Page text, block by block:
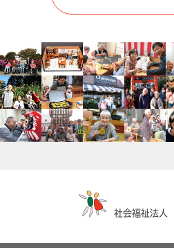
社会福祉法人